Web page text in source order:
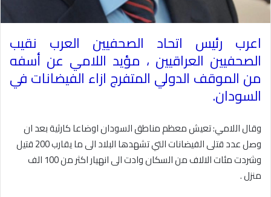
اعرب رئيس اتحاد الصحفيين العرب نقيب
الصحفيين العراقيين ، مؤيد اللامي عن أسفه
من الموقف الدولي المتفرج ازاء الفيضانات في
السودان.
وقال اللامي: تعيش معظم مناطق السودان اوضاعا كارثية بعد ان
وصل عدد قتلى الفيضانات التي تشهدها البلاد الى ما يقارب 200 قتيل
وشردت مئات الالاف من السكان وادت الى انهيار اكثر من 100 الف
منزل .